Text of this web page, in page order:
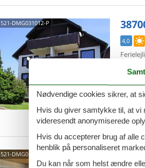
521-DMG031012-P
4,0
6
3
521-DMG031029-EYB
Nødvendige cookies sikrer, at
Hvis du giver samtykke til, at vi
videresendt anonymiserede
Hvis du accepterer brug af alle
henblik på personaliseret
Du kan når som helst ændre